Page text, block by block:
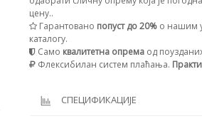
цену..
Гарантовано попуст до 20% о нашим
каталогу.
Само квалитетна опрема од
Флексибилан систем плаћања.
СПЕЦИФИКАЦИЈЕ